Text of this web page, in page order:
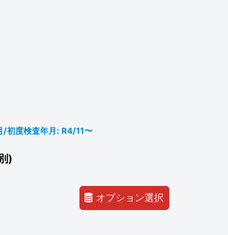
/初度検査年月: R4/11〜
)
オプション選択